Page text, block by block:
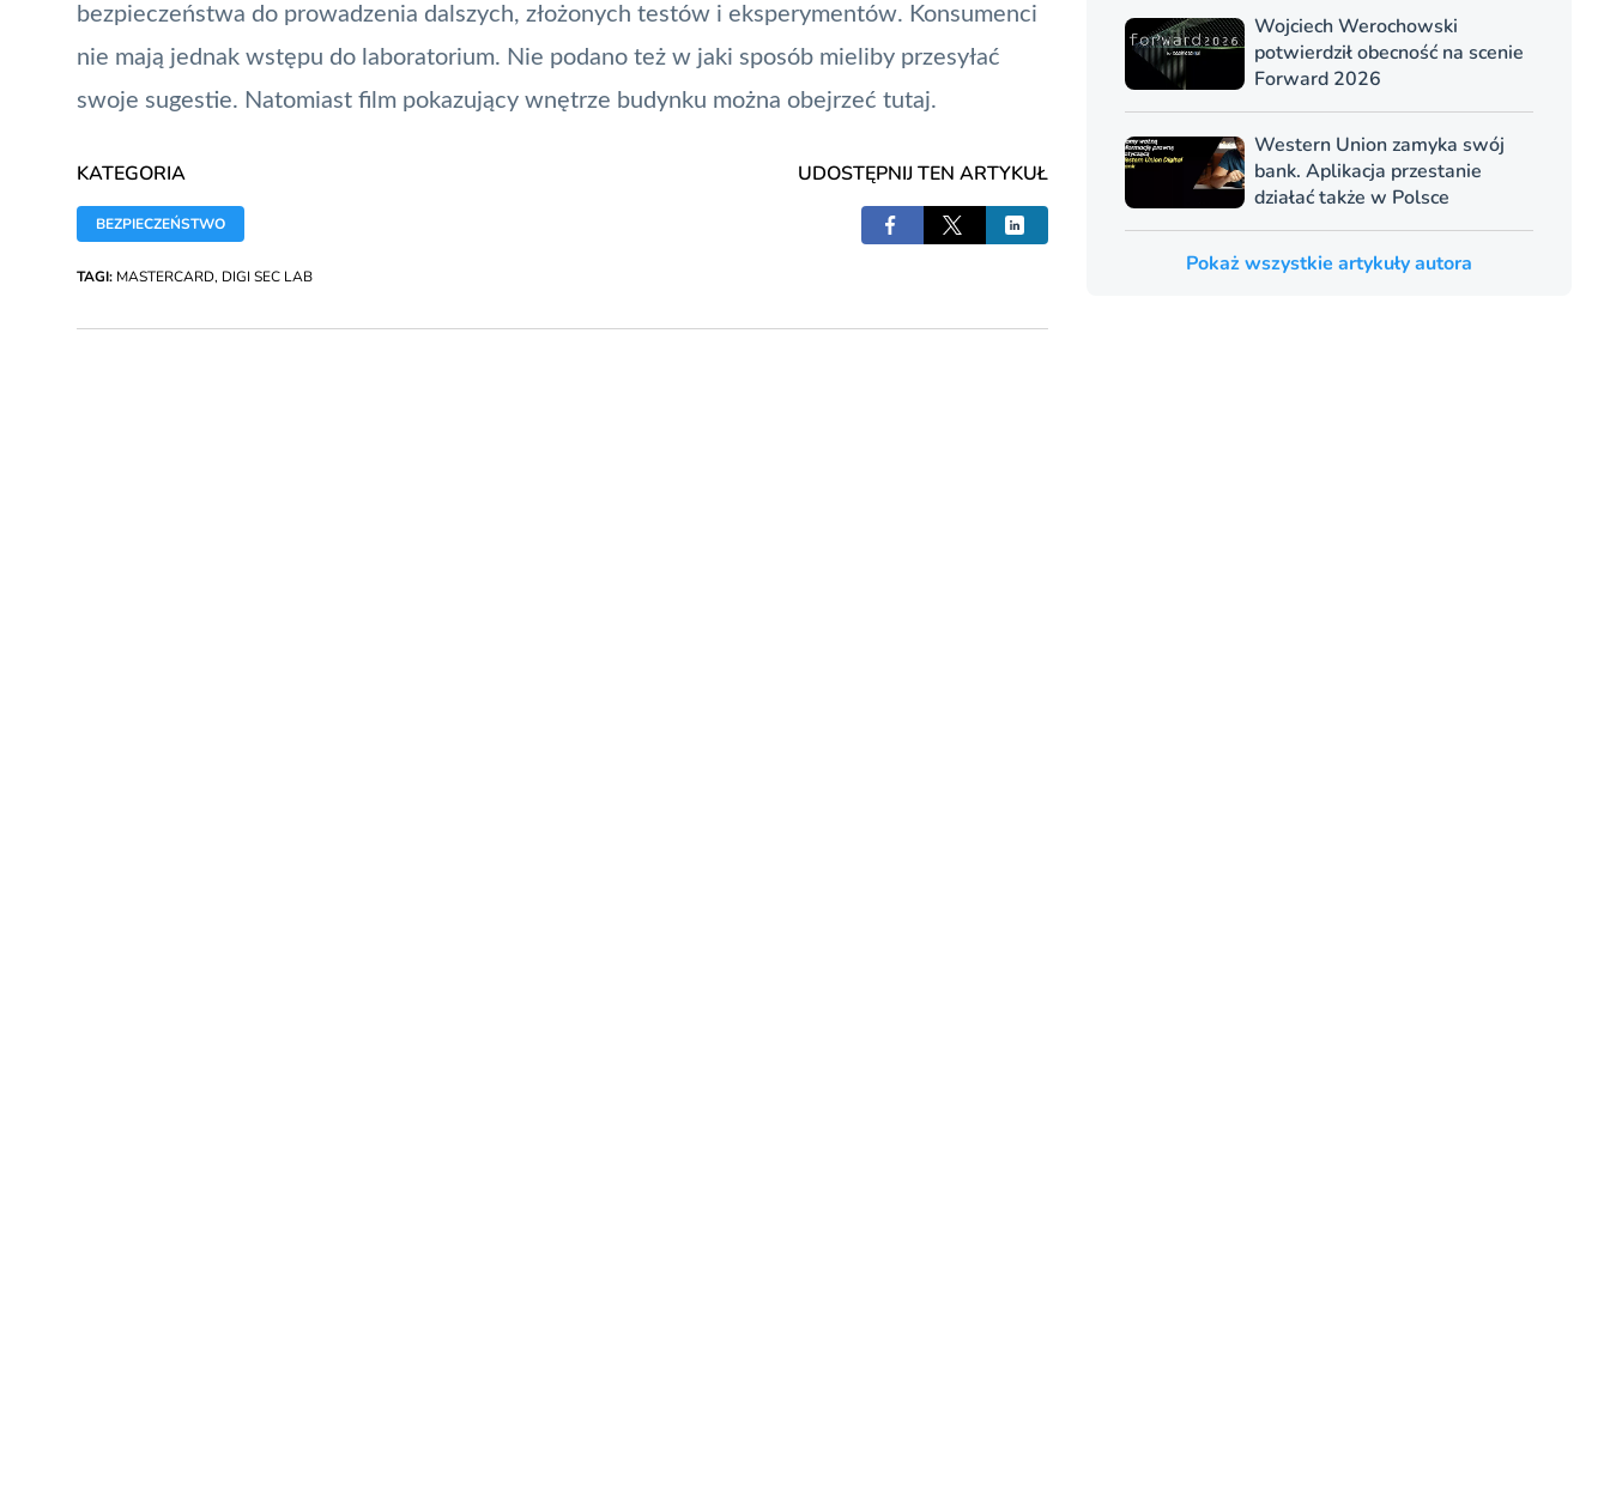
bezpieczeństwa do prowadzenia dalszych, złożonych testów i eksperymentów. Konsumenci
nie mają jednak wstępu do laboratorium. Nie podano też w jaki sposób mieliby przesyłać
swoje sugestie. Natomiast film pokazujący wnętrze budynku można obejrzeć tutaj.
KATEGORIA
BEZPIECZEŃSTWO
UDOSTĘPNIJ TEN ARTYKUŁ
TAGI: MASTERCARD, DIGI SEC LAB
Wojciech Werochowski
potwierdził obecność na scenie
Forward 2026
Western Union zamyka swój
bank. Aplikacja przestanie
działać także w Polsce
Pokaż wszystkie artykuły autora